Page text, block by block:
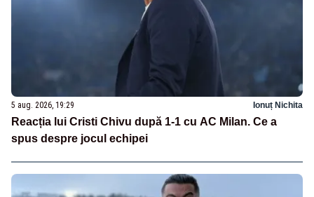
5 aug. 2026, 19:29 Ionuț Nichita
Reacția lui Cristi Chivu după 1-1 cu AC Milan. Ce a
spus despre jocul echipei